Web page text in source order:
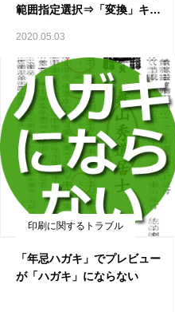
範囲指定選択⇒「変換」キ
2020.05.03
印刷に関するトラブル
「年忌ハガキ」でプレビュー
が「ハガキ」にならない